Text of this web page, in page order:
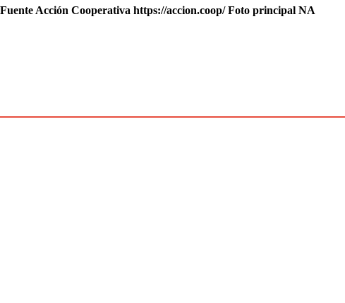
Acción Cooperativa https://accion.coop/ Foto principal NA